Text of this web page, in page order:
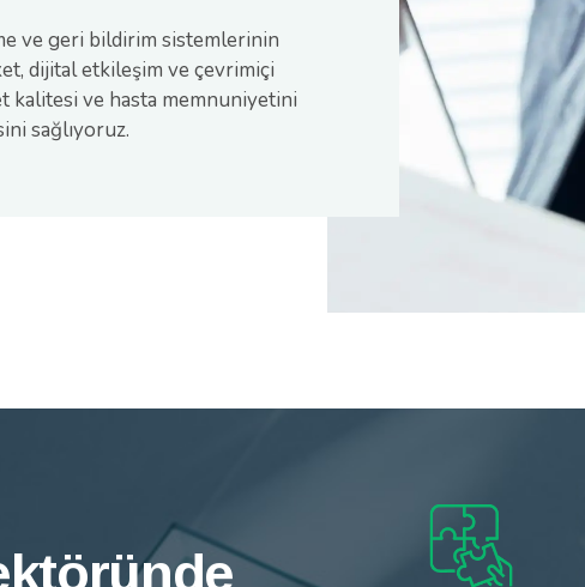
ve geri bildirim sistemlerinin
dijital etkileşim ve çevrimiçi
kalitesi ve hasta memnuniyetini
sağlıyoruz.